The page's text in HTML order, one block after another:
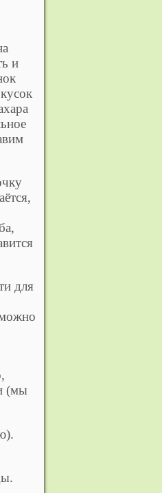
и
для
(мы